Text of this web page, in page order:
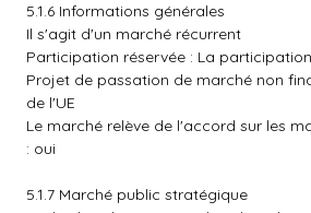
5.1.6 Informations générales
Il s'agit d'un marché récurrent
Participation réservée : La
Projet de passation de marché non
de l'UE
Le marché relève de l'accord sur les
: oui
5.1.7 Marché public stratégique